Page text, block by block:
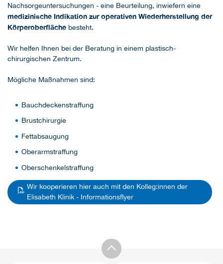
Nachsorgeuntersuchungen - eine Beurteilung, inwiefern eine
medizinische Indikation zur operativen Wiederherstellung der
Körperoberfläche besteht.
Wir helfen Ihnen bei der Beratung in einem plastisch-
chirurgischen Zentrum.
Mögliche Maßnahmen sind:
Bauchdeckenstraffung
Brustchirurgie
Fettabsaugung
Oberarmstraffung
Oberschenkelstraffung
Wir kooperieren hier auch mit den Kolleg:innen der
Elisabeth Klinik - Informationsflyer